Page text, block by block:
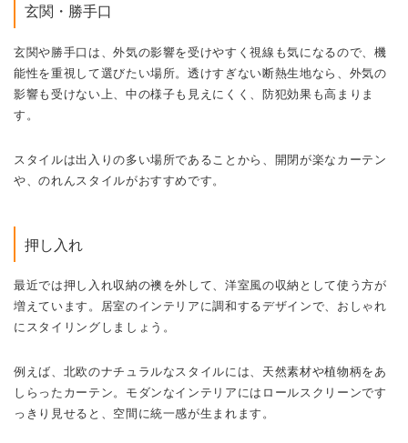
玄関・勝手口
玄関や勝手口は、外気の影響を受けやすく視線も気になるので、機
能性を重視して選びたい場所。透けすぎない断熱生地なら、外気の
影響も受けない上、中の様子も見えにくく、防犯効果も高まりま
す。
スタイルは出入りの多い場所であることから、開閉が楽なカーテン
や、のれんスタイルがおすすめです。
押し入れ
最近では押し入れ収納の襖を外して、洋室風の収納として使う方が
増えています。居室のインテリアに調和するデザインで、おしゃれ
にスタイリングしましょう。
例えば、北欧のナチュラルなスタイルには、天然素材や植物柄をあ
しらったカーテン。モダンなインテリアにはロールスクリーンです
っきり見せると、空間に統一感が生まれます。